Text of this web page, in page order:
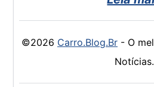
©2026 Carro.Blog.Br- O
Notícias.